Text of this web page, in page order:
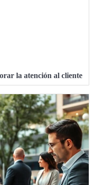
la atención al cliente